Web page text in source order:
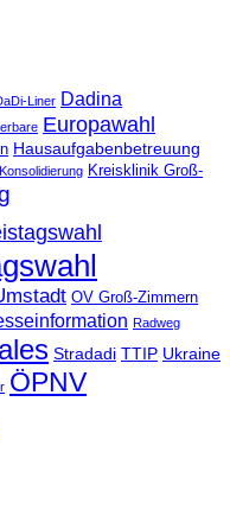
Liner Dadina
Europawahl
Hausaufgabenbetreuung
Konsolidierung Kreisklinik Groß-
OV Groß-Zimmern
Radweg
Stradadi TTIP Ukraine
ÖPNV